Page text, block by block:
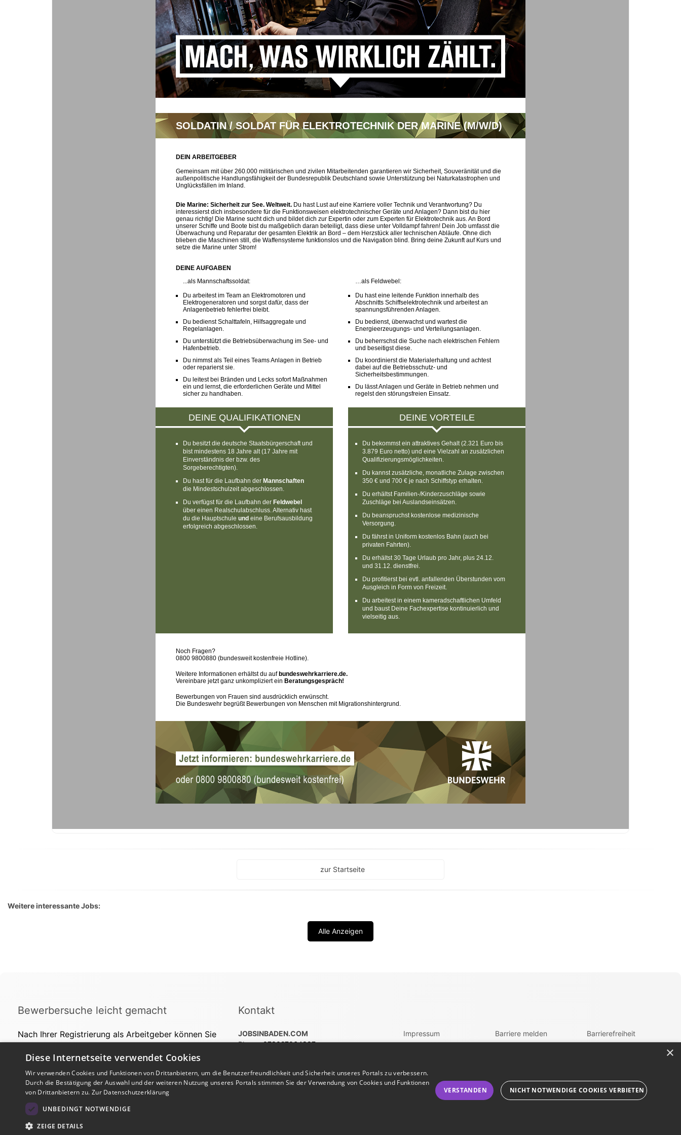
zur Startseite
Weitere interessante Jobs:
Alle Anzeigen
Bewerbersuche leicht gemacht
Nach Ihrer Registrierung als Arbeitgeber können Sie
veröffentlichen. So finden geeignete Bewerber*innen
Ihr Stellenangebot und Sie passende Kandidat*innen!
Kontakt
JOBSINBADEN.COM
Phone:078027064897
Impressum
Vertrag widerrufen
Barriere melden
aktivieren
Barrierefreiheit
×
Diese Internetseite verwendet Cookies
Wir verwenden Cookies und Funktionen von Drittanbietern, um die Benutzerfreundlichkeit und Sicherheit unseres Portals zu verbessern.
Durch die Bestätigung der Auswahl und der weiteren Nutzung unseres Portals stimmen Sie der Verwendung von Cookies und Funktionen
von Drittanbietern zu. Zur Datenschutzerklärung
UNBEDINGT NOTWENDIGE
ZEIGE DETAILS
VERSTANDEN NICHT NOTWENDIGE COOKIES VERBIETEN